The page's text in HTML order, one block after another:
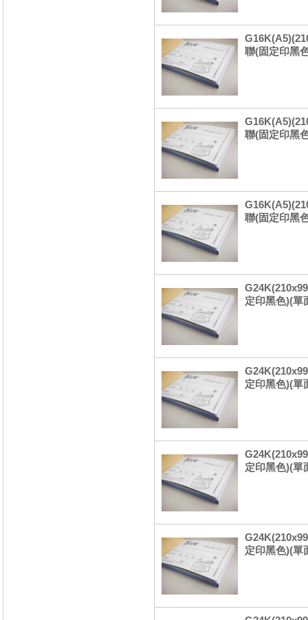
聯(固定印黑
聯(固定印黑
聯(固定印黑
定印黑色)(單
定印黑色)(單
定印黑色)(單
定印黑色)(單